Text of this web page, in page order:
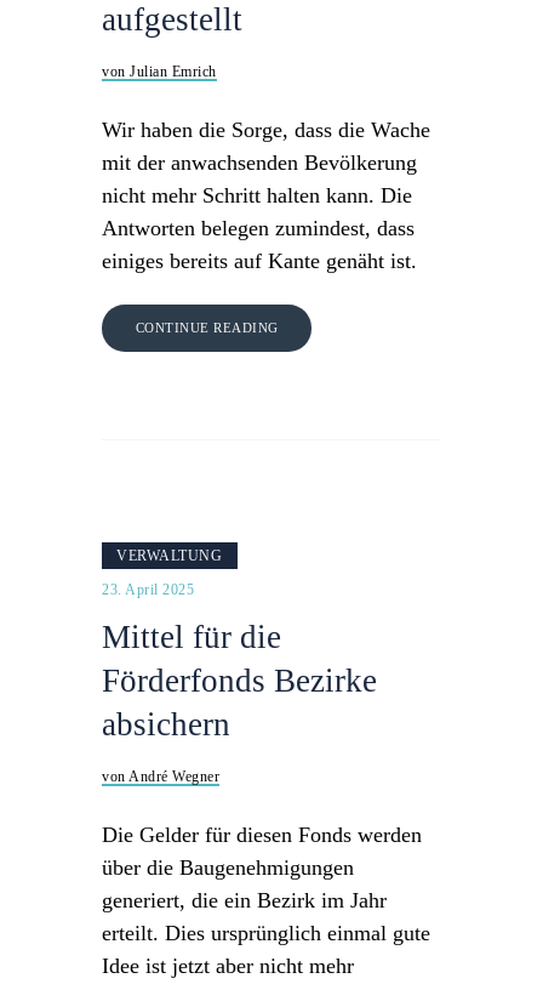
aufgestellt
von Julian Emrich
Wir haben die Sorge, dass die Wache
mit der anwachsenden Bevölkerung
nicht mehr Schritt halten kann. Die
Antworten belegen zumindest, dass
einiges bereits auf Kante genäht ist.
CONTINUE READING
VERWALTUNG
23. April 2025
Mittel für die
Förderfonds Bezirke
absichern
von André Wegner
Die Gelder für diesen Fonds werden
über die Baugenehmigungen
generiert, die ein Bezirk im Jahr
erteilt. Dies ursprünglich einmal gute
Idee ist jetzt aber nicht mehr